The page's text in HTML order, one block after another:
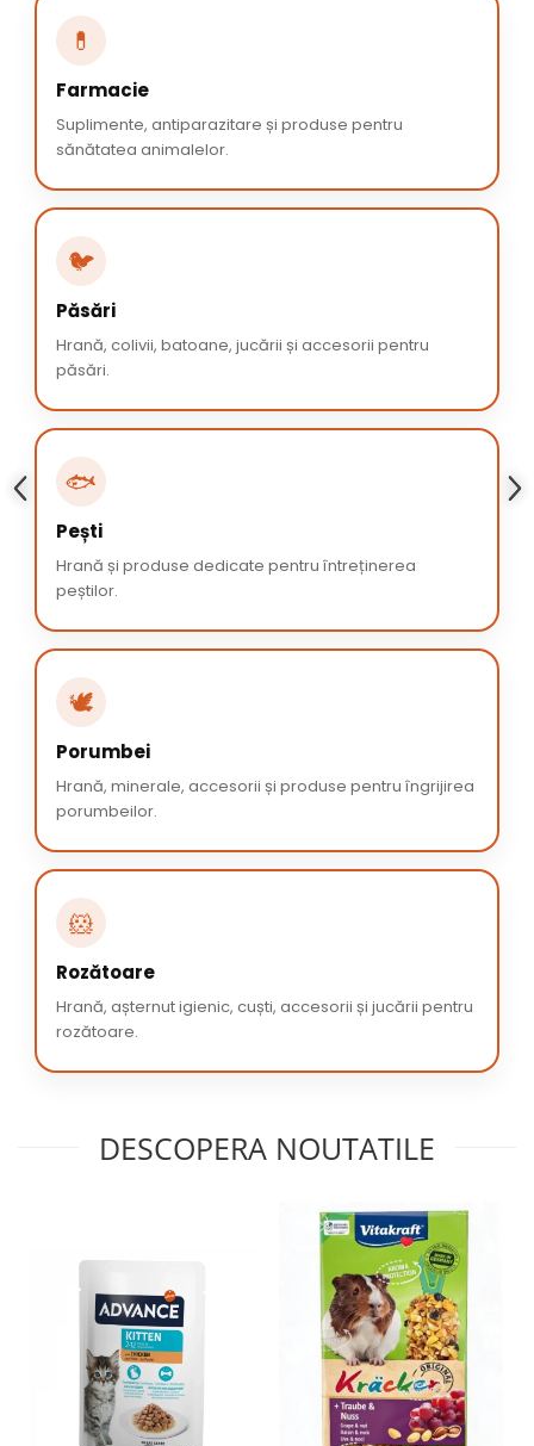
💊
Farmacie
Suplimente, antiparazitare și produse pentru
sănătatea animalelor.
🐦
Păsări
Hrană, colivii, batoane, jucării și accesorii pentru
păsări.
🐟
Pești
Hrană și produse dedicate pentru întreținerea
peștilor.
🕊️
Porumbei
Hrană, minerale, accesorii și produse pentru îngrijirea
porumbeilor.
🐹
Rozătoare
Hrană, așternut igienic, cuști, accesorii și jucării pentru
rozătoare.
DESCOPERA NOUTATILE